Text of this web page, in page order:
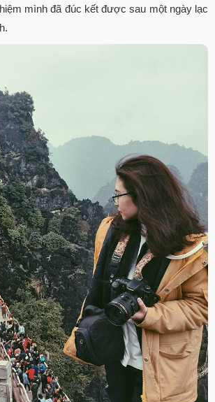
mình đã đúc kết được sau một ngày lạc